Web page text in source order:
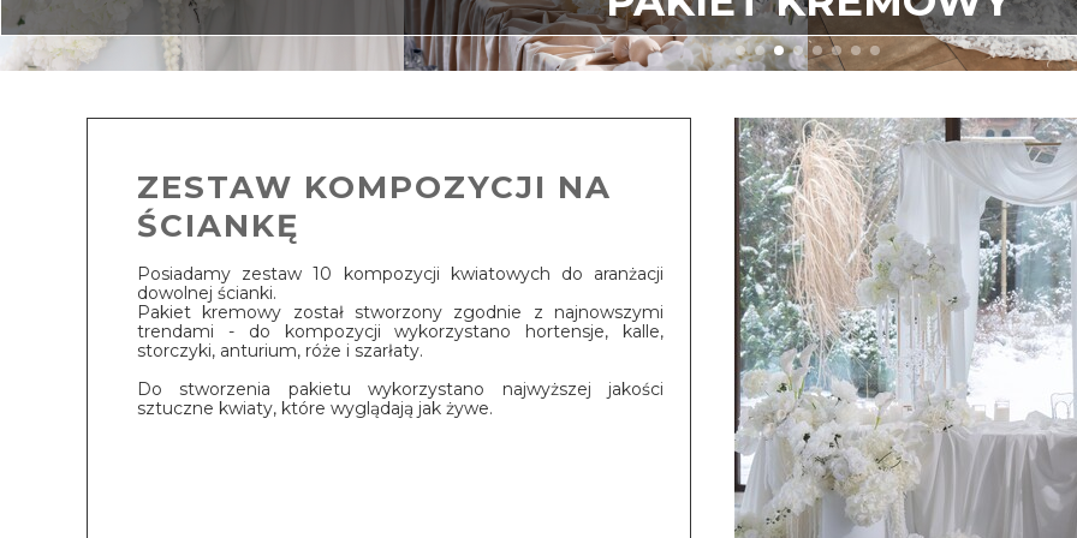
ZESTAW KOMPOZYCJI NA
ŚCIANKĘ
Posiadamy zestaw 10 kompozycji kwiatowych do aranżacji
dowolnej ścianki.
Pakiet kremowy został stworzony zgodnie z najnowszymi
trendami - do kompozycji wykorzystano hortensje, kalle,
storczyki, anturium, róże i szarłaty.
Do stworzenia pakietu wykorzystano najwyższej jakości
sztuczne kwiaty, które wyglądają jak żywe.